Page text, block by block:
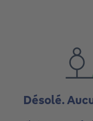
Désolé.